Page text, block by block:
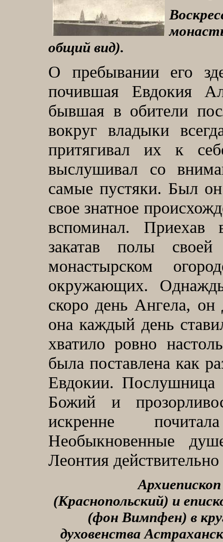
общий вид).
О пребывании его
почившая Евдокия
бывшая в обители
вокруг владыки
притягивал их к
выслушивал со
самые пустяки. Был
свое знатное
вспоминал.
закатав полы
монастырском
окружающих.
скоро день Ангела,
она каждый день
хватило ровно
была поставлена как
Евдокии. Послушница
Божий и
искренне
Необыкновенные
Леонтия
(Краснопольский) и
(фон Вимпфен) в
духовенства